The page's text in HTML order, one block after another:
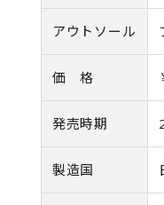
アウトソール
価 格
発売時期
製造国